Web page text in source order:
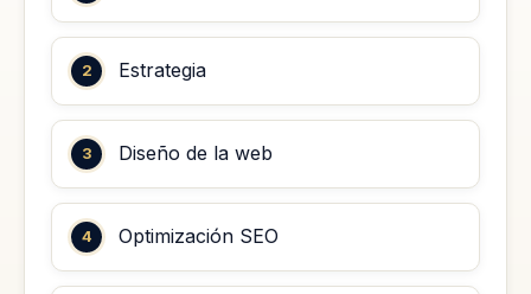
Estrategia
Diseño de la web
Optimización SEO